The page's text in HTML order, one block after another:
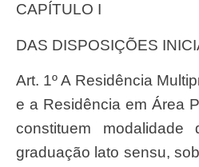
CAPÍTULO I
DAS DISPOSIÇÕES
Art. 1º A Residência Multiprofissional em Saúde
e a Residência em Área
constituem
graduação lato sensu,